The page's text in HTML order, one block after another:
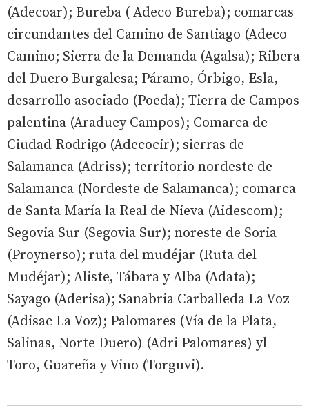
(Adecoar); Bureba ( Adeco Bureba); comarcas
circundantes del Camino de Santiago (Adeco
Camino; Sierra de la Demanda (Agalsa); Ribera
del Duero Burgalesa; Páramo, Órbigo, Esla,
desarrollo asociado (Poeda); Tierra de Campos
palentina (Araduey Campos); Comarca de
Ciudad Rodrigo (Adecocir); sierras de
Salamanca (Adriss); territorio nordeste de
Salamanca (Nordeste de Salamanca); comarca
de Santa María la Real de Nieva (Aidescom);
Segovia Sur (Segovia Sur); noreste de Soria
(Proynerso); ruta del mudéjar (Ruta del
Mudéjar); Aliste, Tábara y Alba (Adata);
Sayago (Aderisa); Sanabria Carballeda La Voz
(Adisac La Voz); Palomares (Vía de la Plata,
Salinas, Norte Duero) (Adri Palomares) yl
Toro, Guareña y Vino (Torguvi).